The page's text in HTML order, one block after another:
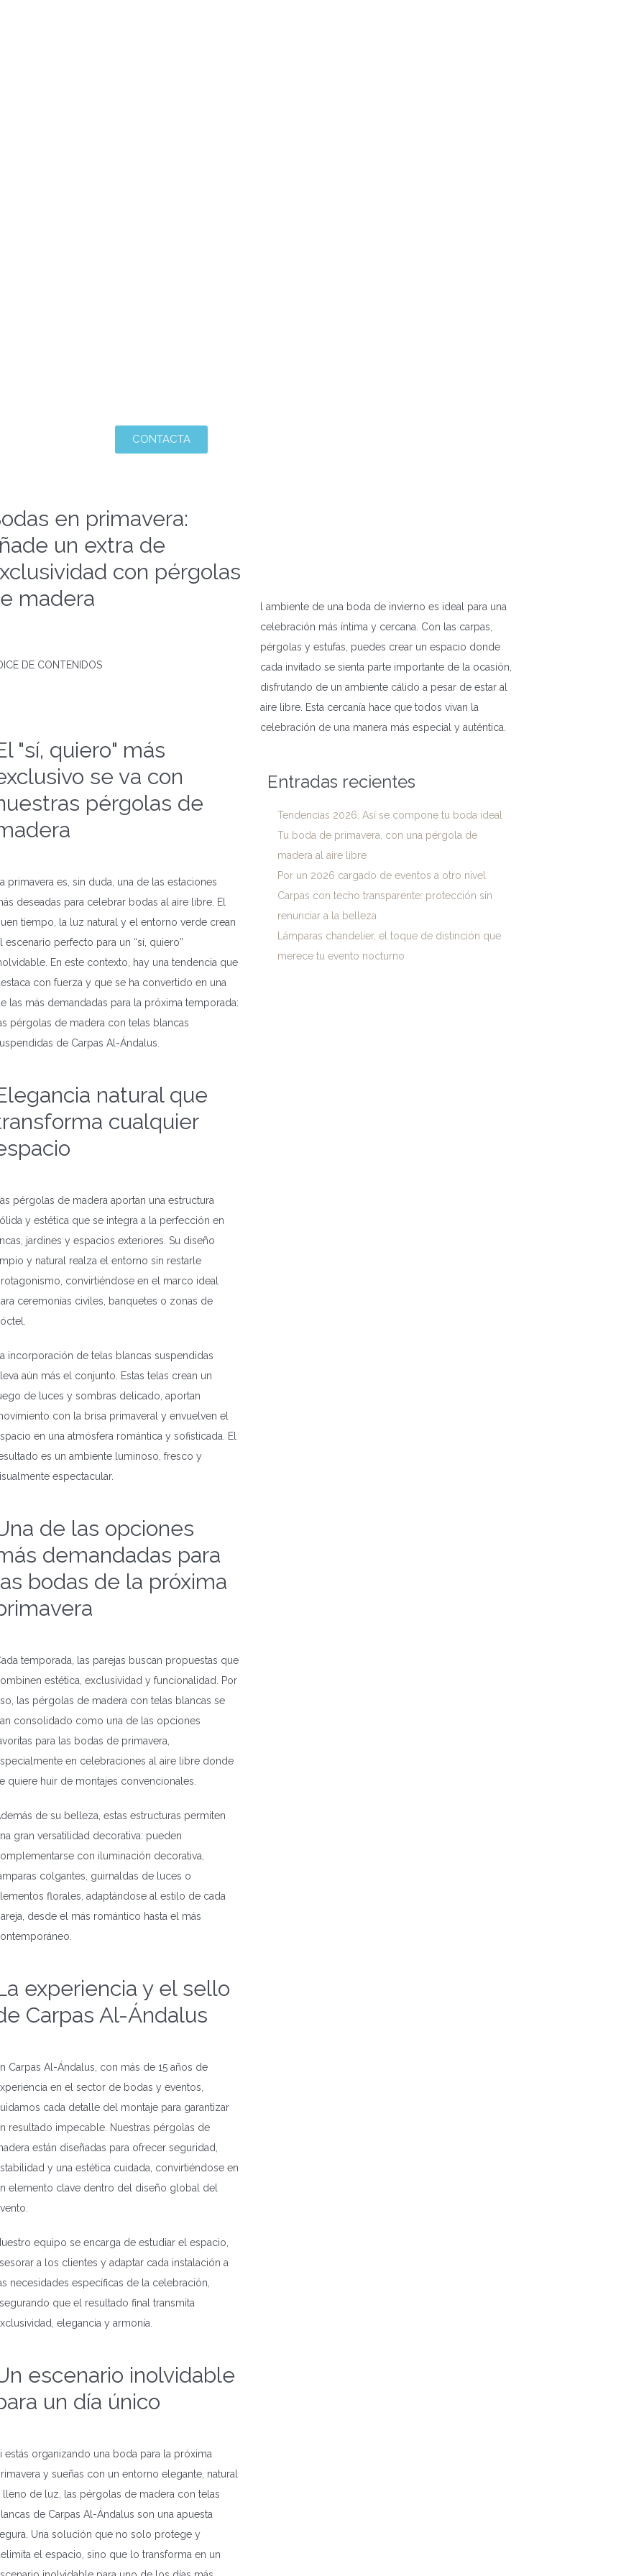
CONTACTA
en primavera:
un extra de
con pérgolas
madera
DE CONTENIDOS
"sí, quiero" más
se va con
pérgolas de
La primavera es, sin duda, una de las estaciones
deseadas para celebrar bodas al aire libre. El
tiempo, la luz natural y el entorno verde crean
escenario perfecto para un “sí, quiero”
En este contexto, hay una tendencia que
con fuerza y que se ha convertido en una
las más demandadas para la próxima temporada:
pérgolas de madera con telas blancas
de Carpas Al-Ándalus.
natural que
cualquier
Las pérgolas de madera aportan una estructura
y estética que se integra a la perfección en
jardines y espacios exteriores. Su diseño
y natural realza el entorno sin restarle
convirtiéndose en el marco ideal
ceremonias civiles, banquetes o zonas de
La incorporación de telas blancas suspendidas
aún más el conjunto. Estas telas crean un
de luces y sombras delicado, aportan
con la brisa primaveral y envuelven el
en una atmósfera romántica y sofisticada. El
es un ambiente luminoso, fresco y
espectacular.
de las opciones
demandadas para
bodas de la próxima
temporada, las parejas buscan propuestas que
estética, exclusividad y funcionalidad. Por
las pérgolas de madera con telas blancas se
consolidado como una de las opciones
para las bodas de primavera,
en celebraciones al aire libre donde
quiere huir de montajes convencionales.
de su belleza, estas estructuras permiten
gran versatilidad decorativa: pueden
con iluminación decorativa,
colgantes, guirnaldas de luces o
florales, adaptándose al estilo de cada
desde el más romántico hasta el más
experiencia y el sello
Carpas Al-Ándalus
Carpas Al-Ándalus, con más de 15 años de
en el sector de bodas y eventos,
cada detalle del montaje para garantizar
resultado impecable. Nuestras pérgolas de
están diseñadas para ofrecer seguridad,
y una estética cuidada, convirtiéndose en
elemento clave dentro del diseño global del
equipo se encarga de estudiar el espacio,
a los clientes y adaptar cada instalación a
necesidades específicas de la celebración,
que el resultado final transmita
elegancia y armonía.
escenario inolvidable
un día único
estás organizando una boda para la próxima
y sueñas con un entorno elegante, natural
lleno de luz, las pérgolas de madera con telas
de Carpas Al-Ándalus son una apuesta
Una solución que no solo protege y
el espacio, sino que lo transforma en un
l ambiente de una boda de invierno es ideal para una
celebración más íntima y cercana. Con las carpas,
pérgolas y estufas, puedes crear un espacio donde
cada invitado se sienta parte importante de la ocasión,
disfrutando de un ambiente cálido a pesar de estar al
aire libre. Esta cercanía hace que todos vivan la
celebración de una manera más especial y auténtica.
Entradas recientes
Tendencias 2026: Así se compone tu boda ideal
Tu boda de primavera, con una pérgola de
madera al aire libre
Por un 2026 cargado de eventos a otro nivel
Carpas con techo transparente: protección sin
renunciar a la belleza
Lámparas chandelier, el toque de distinción que
merece tu evento nocturno